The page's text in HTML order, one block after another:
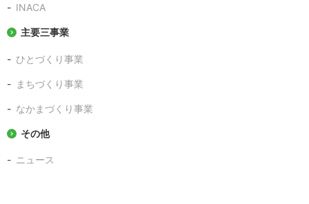
INACA
主要三事業
ひとづくり事業
まちづくり事業
なかまづくり事業
その他
ニュース